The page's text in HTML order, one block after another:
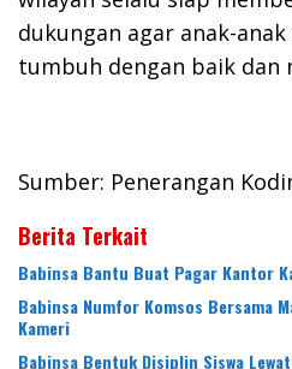
dukungan agar anak-
tumbuh dengan baik dan
Sumber: Penerangan
Berita Terkait
Babinsa Bantu Buat Pagar Kantor
Babinsa Numfor Komsos Bersama
Kameri
Babinsa Bentuk Disiplin Siswa